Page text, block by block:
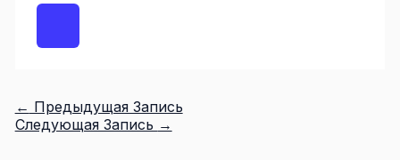
← Предыдущая Запись
Следующая Запись →